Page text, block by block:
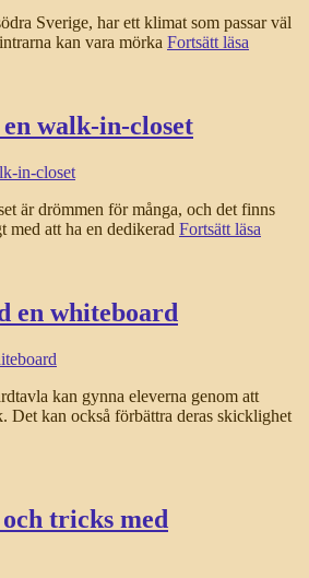
Sverige, har ett klimat som passar väl
kan vara mörka Fortsätt läsa
walk-in-closet
är drömmen för många, och det finns
att ha en dedikerad Fortsätt läsa
en whiteboard
kan gynna eleverna genom att
Det kan också förbättra deras skicklighet
tricks med